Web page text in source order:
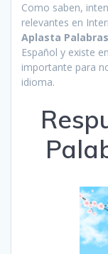
Como saben,
relevantes en
Aplasta
Español y existe
importante para
idioma.